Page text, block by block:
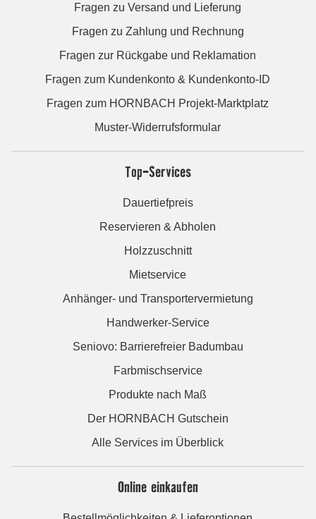
Fragen zu Versand und Lieferung
Fragen zu Zahlung und Rechnung
Fragen zur Rückgabe und Reklamation
Fragen zum Kundenkonto & Kundenkonto-ID
Fragen zum HORNBACH Projekt-Marktplatz
Muster-Widerrufsformular
Top-Services
Dauertiefpreis
Reservieren & Abholen
Holzzuschnitt
Mietservice
Anhänger- und Transportervermietung
Handwerker-Service
Seniovo: Barrierefreier Badumbau
Farbmischservice
Produkte nach Maß
Der HORNBACH Gutschein
Alle Services im Überblick
Online einkaufen